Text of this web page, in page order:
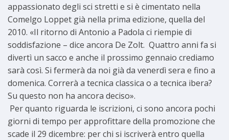
appassionato degli sci stretti e si è cimentato nella
Comelgo Loppet già nella prima edizione, quella del
2010. «Il ritorno di Antonio a Padola ci riempie di
soddisfazione – dice ancora De Zolt. Quattro anni fa si
divertì un sacco e anche il prossimo gennaio crediamo
sarà così. Si fermerà da noi già da venerdì sera e fino a
domenica. Correrà a tecnica classica o a tecnica ibera?
Su questo non ha ancora deciso».
Per quanto riguarda le iscrizioni, ci sono ancora pochi
giorni di tempo per approfittare della promozione che
scade il 29 dicembre: per chi si iscriverà entro quella